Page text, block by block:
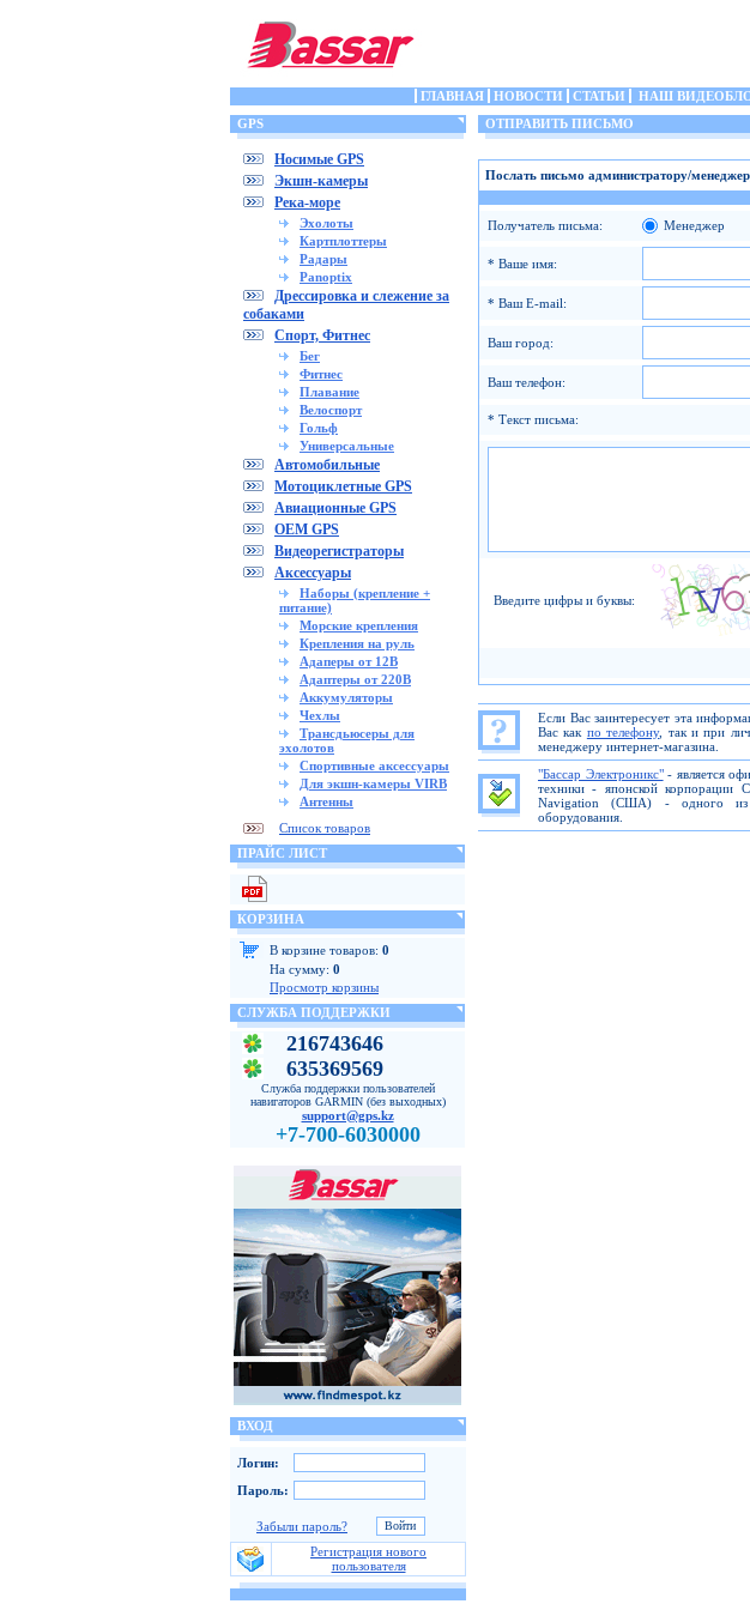
ГЛАВНАЯ НОВОСТИ СТАТЬИ НАШ
GPS
Носимые GPS
Экшн-камеры
Река-море
Эхолоты
Картплоттеры
Радары
Panoptix
Дрессировка и слежение за
собаками
Спорт, Фитнес
Бег
Фитнес
Плавание
Велоспорт
Гольф
Универсальные
Автомобильные
Мотоциклетные GPS
Авиационные GPS
OEM GPS
Видеорегистраторы
Аксессуары
Наборы (крепление +
питание)
Морские крепления
Крепления на руль
Адаперы от 12В
Адаптеры от 220В
Аккумуляторы
Чехлы
Трансдьюсеры для
эхолотов
Спортивные аксессуары
Для экшн-камеры VIRB
Антенны
Список товаров
ПРАЙС ЛИСТ
КОРЗИНА
В корзине товаров: 0
На сумму: 0
Просмотр корзины
СЛУЖБА ПОДДЕРЖКИ
216743646
635369569
Служба поддержки пользователей
навигаторов GARMIN (без выходных)
support@gps.kz
+7-700-6030000
ВХОД
Логин:
Пароль:
Забыли пароль?
Регистрация нового
пользователя
ОТПРАВИТЬ ПИСЬМО
Послать письмо администратору/
Получатель письма: Менеджер
* Ваше имя:
* Ваш E-mail:
Ваш город:
Ваш телефон:
* Текст письма:
Введите цифры и буквы:
Если Вас заинтересует эта
Вас как по телефону, так и при
менеджеру интернет-магазина.
"Бассар Электроникс"- является
техники - японской
Navigation (США) - одного из
оборудования.